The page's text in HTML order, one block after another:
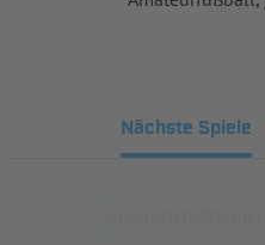
Nächste Spiele